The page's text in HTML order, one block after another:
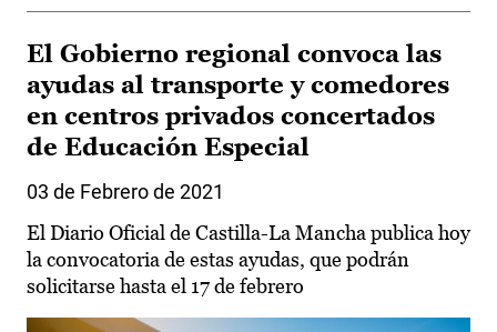
El Gobierno regional convoca las
ayudas al transporte y comedores
en centros privados concertados
de Educación Especial
03 de Febrero de 2021
El Diario Oficial de Castilla-La Mancha publica hoy
la convocatoria de estas ayudas, que podrán
solicitarse hasta el 17 de febrero